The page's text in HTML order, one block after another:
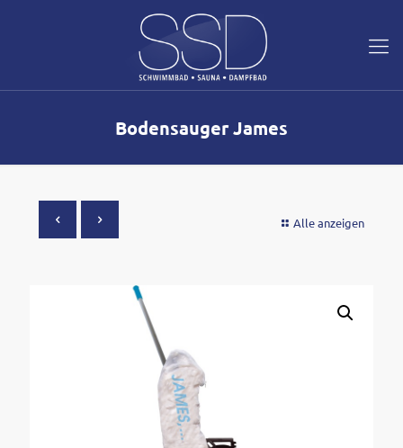
Bodensauger James
Alle anzeigen